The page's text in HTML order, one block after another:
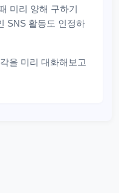
미리 양해 구하기
SNS 활동도 인정하
을 미리 대화해보고